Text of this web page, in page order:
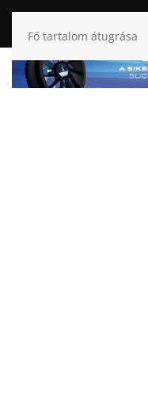
Fő tartalom átugrása